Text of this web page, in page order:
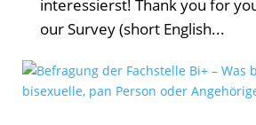
interessierst! Thank you for
our Survey (short English...